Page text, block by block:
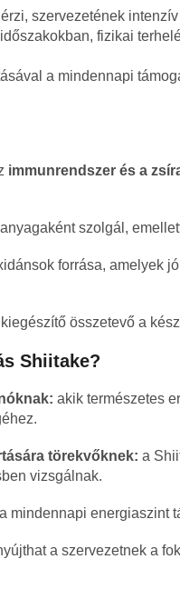
szervezetének
fizikai
a mindennapi
immunrendszer és a
szolgál,
forrása, amelyek
összetevő a
Shiitake?
akik természetes
törekvőknek: a
vizsgálnak.
mindennapi energiaszint
a szervezetnek a